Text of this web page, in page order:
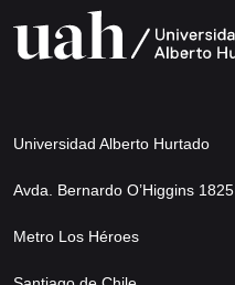
Universidad Alberto Hurtado
Avda. Bernardo O’Higgins 1825
Metro Los Héroes